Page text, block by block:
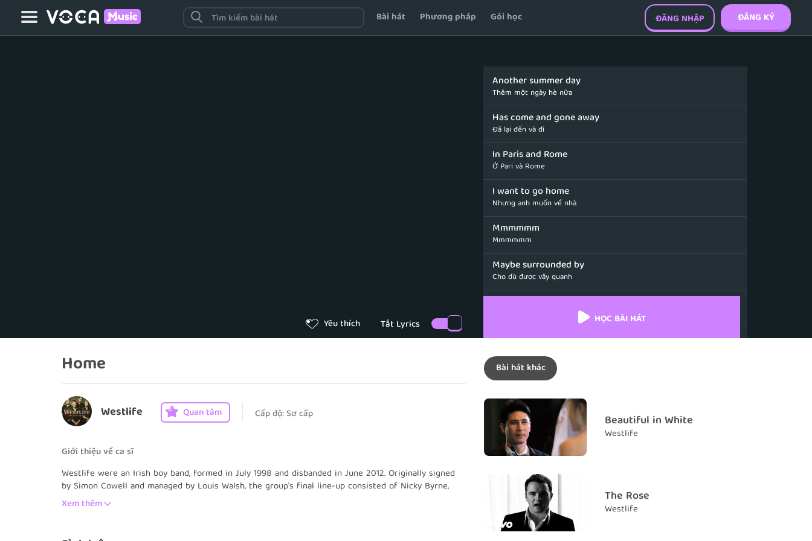
Bài hát Phương pháp Gói học ĐĂNG KÝ
ĐĂNG NHẬP
Yêu thích
Another summer day
Thêm một ngày hè nữa
Has come and gone away
Đã lại đến và đi
In Paris and Rome
Ở Pari và Rome
I want to go home
Nhưng anh muốn về nhà
Mmmmmm
Mmmmmm
Maybe surrounded by
Cho dù được vây quanh
Still feel all alone
I just want to go home
Oh I miss you, you know
Anh nhớ em, em biết không
And I've been keeping all the letters
That I wrote to you
Anh đã viết cho em
Each one a line or two
Mỗi lá chỉ một vài dòng
HỌC BÀI HÁT
Home
Westlife Quan tâm Cấp độ:Sơ cấp
Giới thiệu về ca sĩ
Westlife were an Irish boy band, formed in July 1998 and disbanded in June 2012. Originally signed
by Simon Cowell and managed by Louis Walsh, the group's final line-up consisted of Nicky Byrne,
Kian Egan, Mark Feehily
Xem thêm
Bài hát khác
Beautiful in White
Westlife
The Rose
Westlife